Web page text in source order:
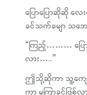
ပြောပြောဆိုဆို လေ
ခင်သက်ခမျာ သဘ
“ကြည့်……… ပြေ
လား…..”
ဤသို့ဆိုကာ သူ့ကျ